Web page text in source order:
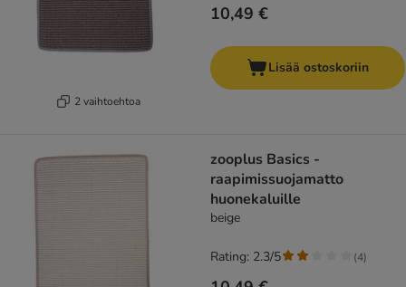
2 vaihtoehtoa
10,49 €
Lisää ostoskoriin
zooplus Basics -
raapimissuojamatto
huonekaluille
beige
Rating: 2.3/5 (4)